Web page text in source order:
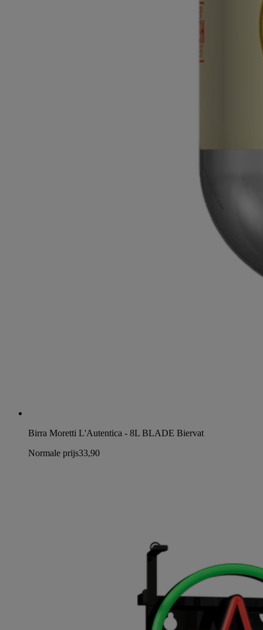
Birra Moretti L'Autentica - 8L BLADE Biervat
Normale prijs33,90